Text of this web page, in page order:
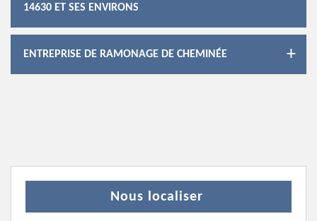
14630 ET SES ENVIRONS
ENTREPRISE DE RAMONAGE DE CHEMINÉE
Nous localiser